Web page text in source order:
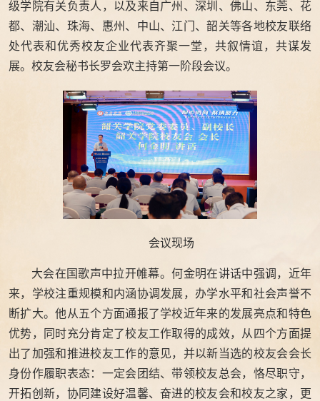
级学院有关负责人，以及来自广州、深圳、佛山、东莞、花
都、潮汕、珠海、惠州、中山、江门、韶关等各地校友联络
处代表和优秀校友企业代表齐聚一堂，共叙情谊，共谋发
展。校友会秘书长罗会欢主持第一阶段会议。
会议现场
大会在国歌声中拉开帷幕。何金明在讲话中强调，近年
来，学校注重规模和内涵协调发展，办学水平和社会声誉不
断扩大。他从五个方面通报了学校近年来的发展亮点和特色
优势，同时充分肯定了校友工作取得的成效，从四个方面提
出了加强和推进校友工作的意见，并以新当选的校友会会长
身份作履职表态：一定会团结、带领校友总会，恪尽职守，
开拓创新，协同建设好温馨、奋进的校友会和校友之家，更